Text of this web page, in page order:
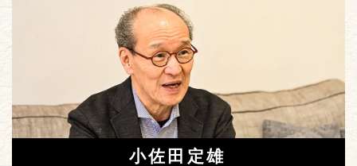
小佐田定雄